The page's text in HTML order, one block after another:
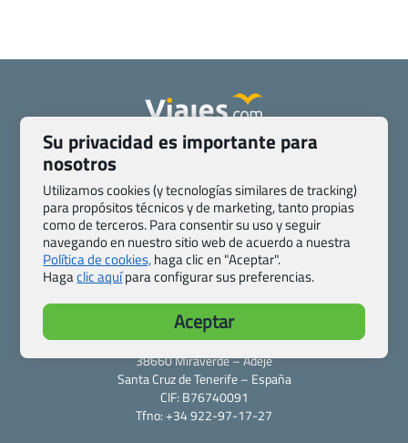
Quienes somos
Contacto
Pasaporte, Visado, Salud y otras disposiciones específicas
Blog de Viajes.com
Registro de agencias
Preguntas frecuentes
Condiciones generales
Política de privacidad y cookies
Transparencia
Todas las páginas – sitemap
Viajes.com
Last Minute Express S.L.U.
c/ Drago, CC HLS, Local 13
38660 Miraverde – Adeje
Santa Cruz de Tenerife – España
CIF: B76740091
Tfno: +34 922-97-17-27
Su privacidad es importante para
nosotros
Utilizamos cookies (y tecnologías similares de tracking)
para propósitos técnicos y de marketing, tanto propias
como de terceros. Para consentir su uso y seguir
navegando en nuestro sitio web de acuerdo a nuestra
Política de cookies,haga clic en "Aceptar".
Hagaclic aquípara configurar sus preferencias.
Aceptar